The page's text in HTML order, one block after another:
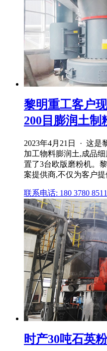
黎明重工客户
200目膨润土制
2023年4月21日 · 这是
加工物料膨润土,成品
置了3台欧版磨粉机。
案提供商,不仅为客户
联系电话: 180 3780 8511
时产30吨石英